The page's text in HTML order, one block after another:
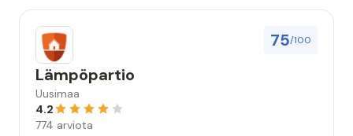
75/100
Lämpöpartio
Uusimaa
4.2
774 arviota